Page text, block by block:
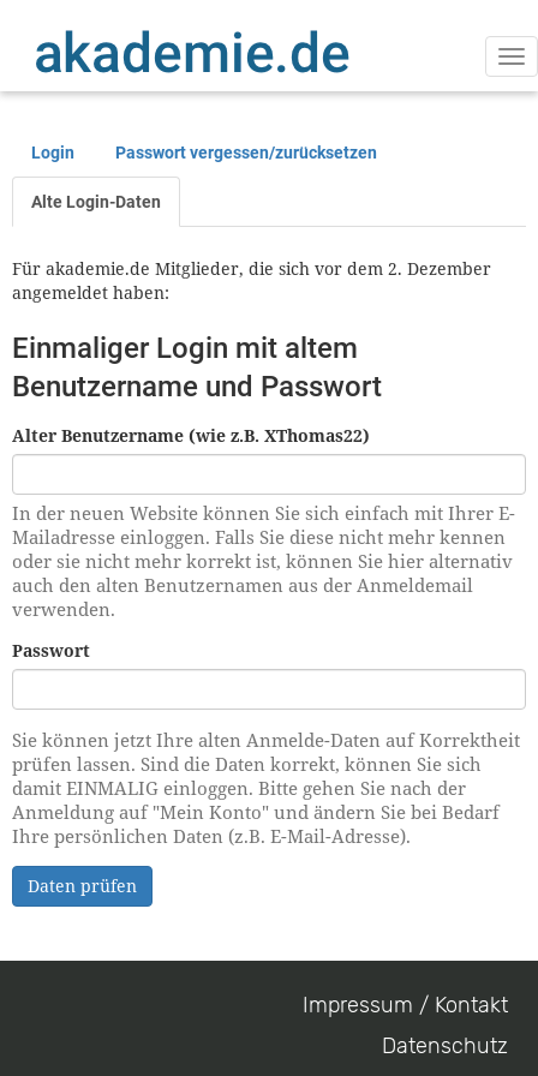
Inhalt
Primäre
Reiter
Login Passwort vergessen/zurücksetzen
Alte Login-Daten
Für akademie.de Mitglieder, die sich vor dem 2. Dezember
angemeldet haben:
Einmaliger Login mit altem
Benutzername und Passwort
Alter Benutzername (wie z.B. XThomas22)
In der neuen Website können Sie sich einfach mit Ihrer E-
Mailadresse einloggen. Falls Sie diese nicht mehr kennen
oder sie nicht mehr korrekt ist, können Sie hier alternativ
auch den alten Benutzernamen aus der Anmeldemail
verwenden.
Passwort
Sie können jetzt Ihre alten Anmelde-Daten auf Korrektheit
prüfen lassen. Sind die Daten korrekt, können Sie sich
damit EINMALIG einloggen. Bitte gehen Sie nach der
Anmeldung auf "Mein Konto" und ändern Sie bei Bedarf
Ihre persönlichen Daten (z.B. E-Mail-Adresse).
Daten prüfen
Impressum / Kontakt
Datenschutz